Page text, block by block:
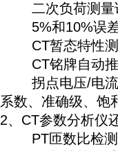
二次负荷测量
5%和10%误差
CT暂态特性测
CT铭牌自动推
拐点电压/电流
系数、准确级、饱
2、CT参数分析仪
PT匝数比检测